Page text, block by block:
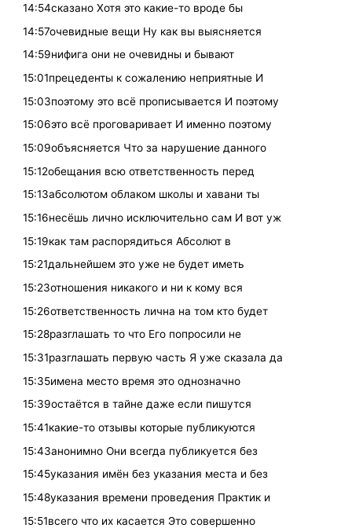
14:54сказано Хотя это какие-то вроде бы
14:57очевидные вещи Ну как вы выясняется
14:59нифига они не очевидны и бывают
15:01прецеденты к сожалению неприятные И
15:03поэтому это всё прописывается И поэтому
15:06это всё проговаривает И именно поэтому
15:09объясняется Что за нарушение данного
15:12обещания всю ответственность перед
15:13абсолютом облаком школы и хавани ты
15:16несёшь лично исключительно сам И вот уж
15:19как там распорядиться Абсолют в
15:21дальнейшем это уже не будет иметь
15:23отношения никакого и ни к кому вся
15:26ответственность лична на том кто будет
15:28разглашать то что Его попросили не
15:31разглашать первую часть Я уже сказала да
15:35имена место время это однозначно
15:39остаётся в тайне даже если пишутся
15:41какие-то отзывы которые публикуются
15:43анонимно Они всегда публикуется без
15:45указания имён без указания места и без
15:48указания времени проведения Практик и
15:51всего что их касается Это совершенно